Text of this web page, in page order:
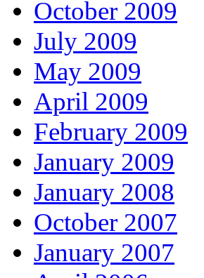
October 2009
July 2009
May 2009
April 2009
February 2009
January 2009
January 2008
October 2007
January 2007